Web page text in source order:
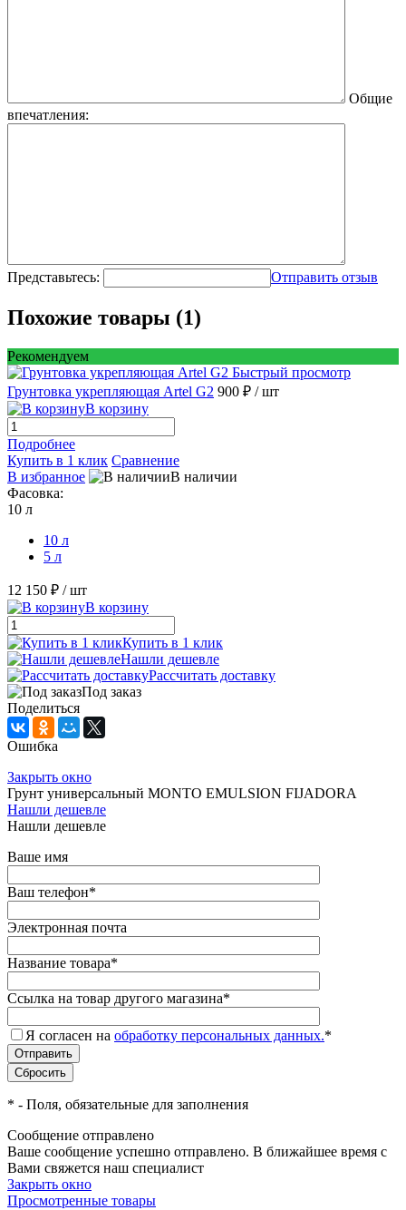
Общие
впечатления:
Представьтесь: Отправить отзыв
Похожие товары (1)
Рекомендуем
Быстрый просмотр
Грунтовка укрепляющая Artel G2 900 ₽ / шт
В корзину
Подробнее
Купить в 1 клик Сравнение
В избранное
В наличии
Фасовка:
10 л
10 л
5 л
12 150 ₽ / шт
В корзину
Купить в 1 клик
Нашли дешевле
Рассчитать доставку
Под заказ
Поделиться
Ошибка
Закрыть окно
Грунт универсальный MONTO EMULSION FIJADORA
Нашли дешевле
Нашли дешевле
Ваше имя
Ваш телефон*
Электронная почта
Название товара*
Ссылка на товар другого магазина*
Я согласен на обработку персональных данных.*
* - Поля, обязательные для заполнения
Сообщение отправлено
Ваше сообщение успешно отправлено. В ближайшее время с
Вами свяжется наш специалист
Закрыть окно
Просмотренные товары